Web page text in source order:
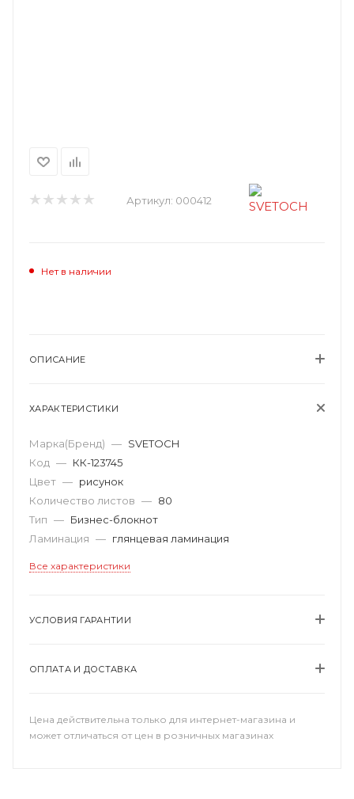
Артикул: 000412
Нет в наличии
ОПИСАНИЕ
ХАРАКТЕРИСТИКИ
Марка(Бренд) — SVETOCH
Код — КК-123745
Цвет — рисунок
Количество листов — 80
Тип — Бизнес-блокнот
Ламинация — глянцевая ламинация
Все характеристики
УСЛОВИЯ ГАРАНТИИ
ОПЛАТА И ДОСТАВКА
Цена действительна только для интернет-магазина и
может отличаться от цен в розничных магазинах